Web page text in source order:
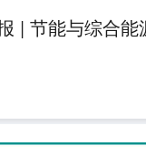
| 节能与综合